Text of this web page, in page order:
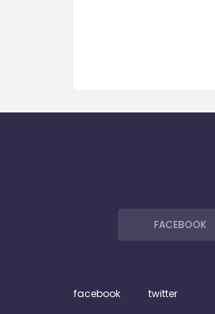
FACEBOOK
facebook twitter